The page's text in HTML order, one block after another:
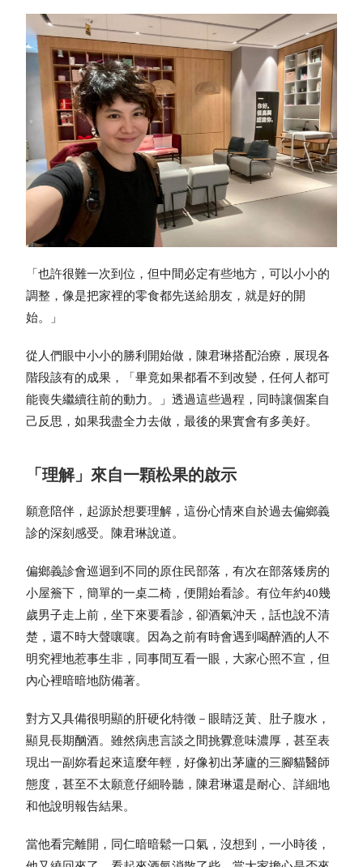
「也許很難一次到位，但中間必定有些地方，可以小小的
調整，像是把家裡的零食都先送給朋友，就是好的開
始。」
從人們眼中小小的勝利開始做，陳君琳搭配治療，展現各
階段該有的成果，「畢竟如果都看不到改變，任何人都可
能喪失繼續往前的動力。」透過這些過程，同時讓個案自
己反思，如果我盡全力去做，最後的果實會有多美好。
「理解」來自一顆松果的啟示
願意陪伴，起源於想要理解，這份心情來自於過去偏鄉義
診的深刻感受。陳君琳說道。
偏鄉義診會巡迴到不同的原住民部落，有次在部落矮房的
小屋簷下，簡單的一桌二椅，便開始看診。有位年約40幾
歲男子走上前，坐下來要看診，卻酒氣沖天，話也說不清
楚，還不時大聲嚷嚷。因為之前有時會遇到喝醉酒的人不
明究裡地惹事生非，同事間互看一眼，大家心照不宣，但
內心裡暗暗地防備著。
對方又具備很明顯的肝硬化特徵－眼睛泛黃、肚子腹水，
顯見長期酗酒。雖然病患言談之間挑釁意味濃厚，甚至表
現出一副妳看起來這麼年輕，好像初出茅廬的三腳貓醫師
態度，甚至不太願意仔細聆聽，陳君琳還是耐心、詳細地
和他說明報告結果。
當他看完離開，同仁暗暗鬆一口氣，沒想到，一小時後，